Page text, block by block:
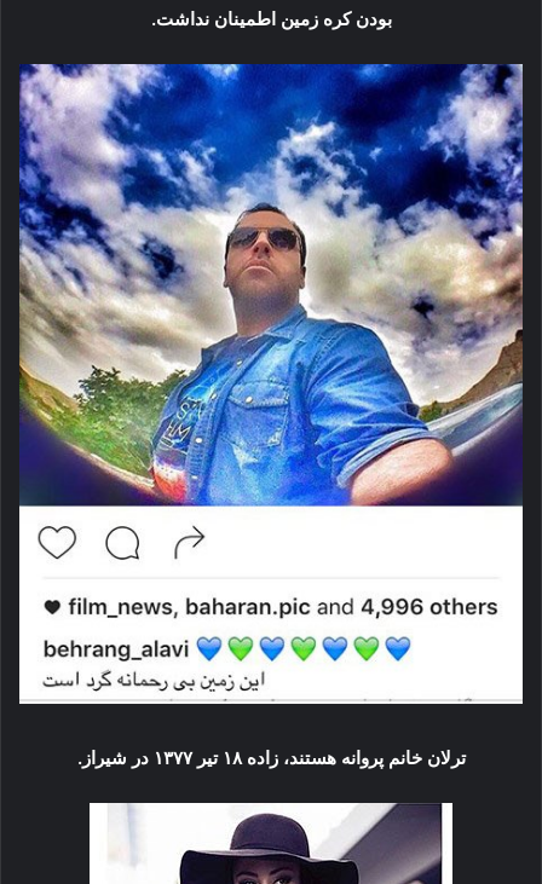
بودن کره زمین اطمینان نداشت.
ترلان خانم پروانه هستند، زاده ۱۸ تیر ۱۳۷۷ در شیراز.